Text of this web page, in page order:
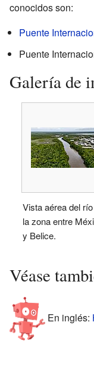
conocidos son:
Puente
Puente
Galería de
Vista aérea del
la zona entre
y Belice.
Véase
En inglés: